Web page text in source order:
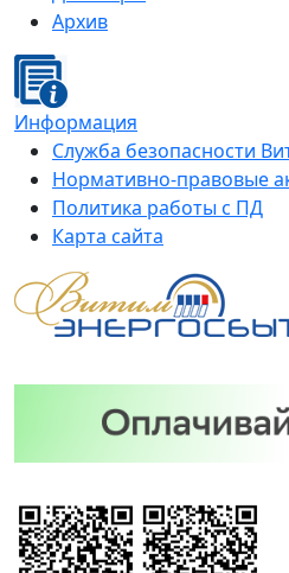
Архив
Информация
Служба безопасности
Нормативно-правовые
Политика работы с ПД
Карта сайта